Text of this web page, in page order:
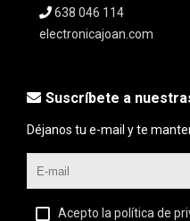
638 046 114
electronicajoan.com
Suscríbete a
Déjanos tu e-mail y te
Acepto la política de